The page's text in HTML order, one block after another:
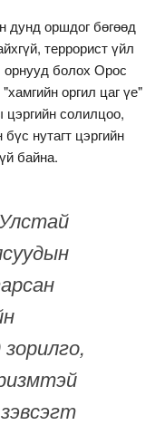
дунд оршдог бөгөөд
террорист үйл
орнууд болох Орос
оргил цаг үе"
цэргийн солилцоо,
нутагт цэргийн
байна.